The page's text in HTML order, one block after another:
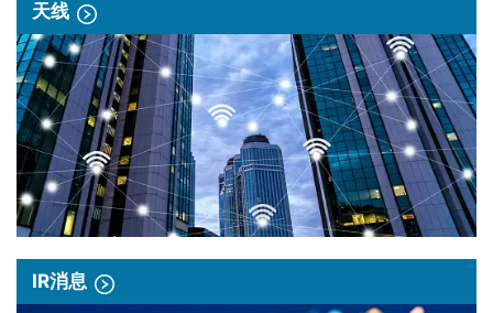
天线
IR消息